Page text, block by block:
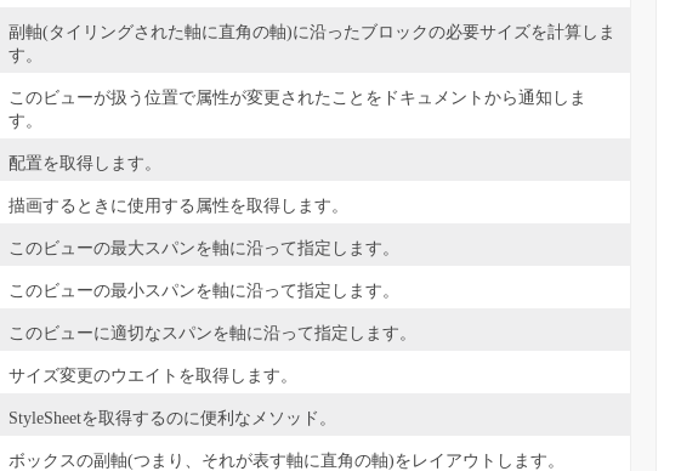
副軸(タイリングされた軸に直角の軸)に沿ったブロックの必要サイズを計算しま
す。
このビューが扱う位置で属性が変更されたことをドキュメントから通知しま
す。
配置を取得します。
描画するときに使用する属性を取得します。
このビューの最大スパンを軸に沿って指定します。
このビューの最小スパンを軸に沿って指定します。
このビューに適切なスパンを軸に沿って指定します。
サイズ変更のウエイトを取得します。
StyleSheetを取得するのに便利なメソッド。
ボックスの副軸(つまり、それが表す軸に直角の軸)をレイアウトします。